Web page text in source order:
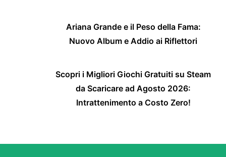
Ariana Grande e il Peso della Fama:
Nuovo Album e Addio ai Riflettori
Scopri i Migliori Giochi Gratuiti su Steam
da Scaricare ad Agosto 2026:
Intrattenimento a Costo Zero!